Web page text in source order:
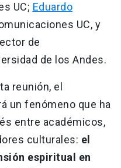
UC; Eduardo
UC, y
de
de los Andes.
reunión, el
un fenómeno que ha
entre académicos,
culturales: el
espiritual en